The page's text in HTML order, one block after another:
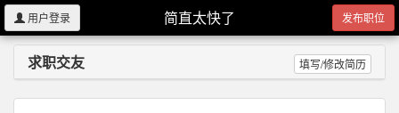
简直太快了
用户登录 发布职位
求职交友 填写/修改简历